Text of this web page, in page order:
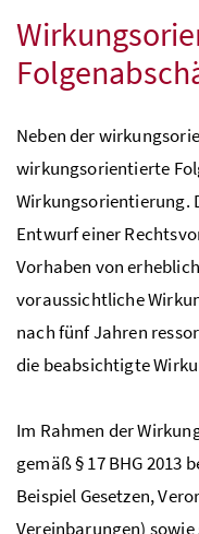
Neben der
wirkungsorientierte
Wirkungsorientierung.
Entwurf einer
Vorhaben von
voraussichtliche
nach fünf Jahren
die beabsichtigte
Im Rahmen der
gemäß § 17 BHG 2013
Beispiel Gesetzen,
Vereinbarungen)